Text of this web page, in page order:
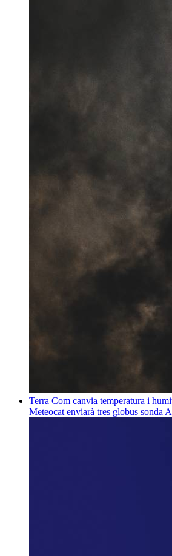
Terra Com canvia temperatura i
Meteocat enviarà tres globus sonda